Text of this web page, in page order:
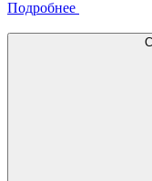
Подробнее